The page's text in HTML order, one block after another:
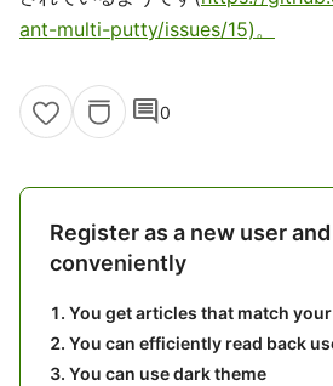
ant-multi-putty/issues/15)。
comment0
Register as a new user
conveniently
You get articles that match
You can efficiently read back
You can use dark theme